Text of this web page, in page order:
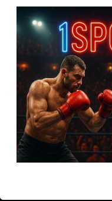
СВЕЖИЕ ЗАПИСИ
ACA 200 прямая
Марафон боев UFC
UFC 324 прямая
Марафон боев UFC